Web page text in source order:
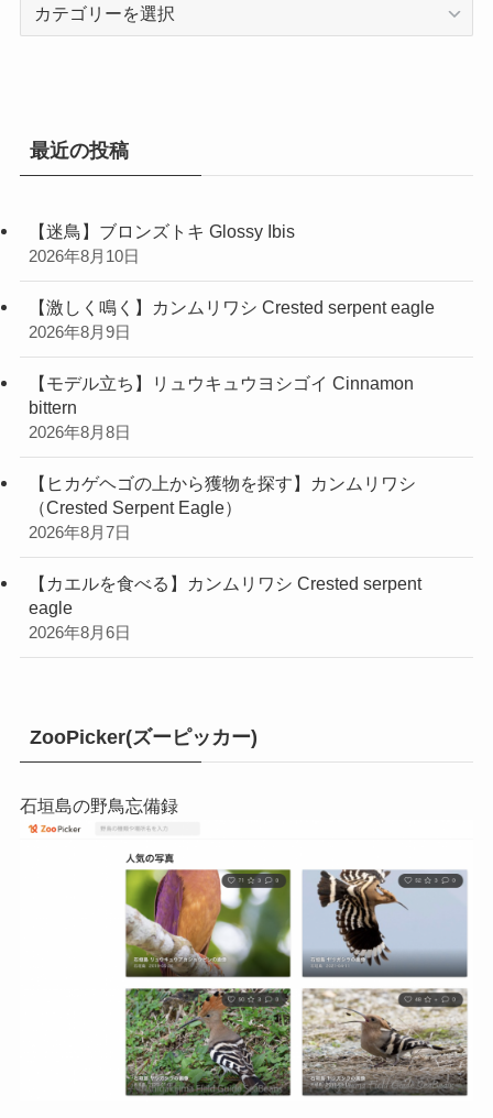
最近の投稿
【迷鳥】ブロンズトキ Glossy Ibis
2026年8月10日
【激しく鳴く】カンムリワシ Crested serpent eagle
2026年8月9日
【モデル立ち】リュウキュウヨシゴイ Cinnamon
bittern
2026年8月8日
【ヒカゲヘゴの上から獲物を探す】カンムリワシ
（Crested Serpent Eagle）
2026年8月7日
【カエルを食べる】カンムリワシ Crested serpent
eagle
2026年8月6日
ZooPicker(ズーピッカー)
石垣島の野鳥忘備録